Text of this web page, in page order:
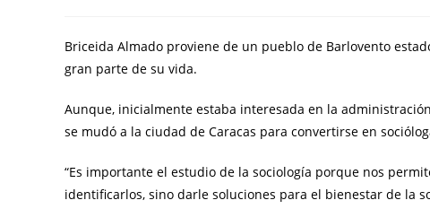
Briceida Almado proviene de un pueblo de Barlovento
gran parte de su vida.
Aunque, inicialmente estaba interesada en la
se mudó a la ciudad de Caracas para convertirse en
“Es importante el estudio de la sociología porque nos
identificarlos, sino darle soluciones para el bienestar de la